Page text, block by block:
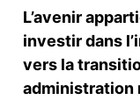
L’avenir
investir dans
vers la
administration